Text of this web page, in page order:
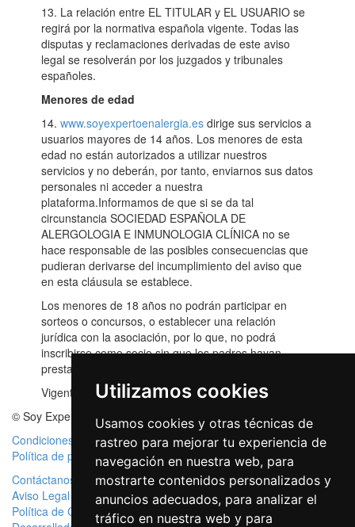
Utilizamos cookies
Usamos cookies y otras técnicas de
rastreo para mejorar tu experiencia de
navegación en nuestra web, para
mostrarte contenidos personalizados y
anuncios adecuados, para analizar el
tráfico en nuestra web y para
13. La relación entre EL TITULAR y EL USUARIO se
regirá por la normativa española vigente. Todas las
disputas y reclamaciones derivadas de este aviso
legal se resolverán por los juzgados y tribunales
españoles.
Menores de edad
14.www.soyexpertoenalergia.es dirige sus servicios a
usuarios mayores de 14 años. Los menores de esta
edad no están autorizados a utilizar nuestros
servicios y no deberán, por tanto, enviarnos sus datos
personales ni acceder a nuestra
plataforma.Informamos de que si se da tal
circunstancia SOCIEDAD ESPAÑOLA DE
ALERGOLOGIA E INMUNOLOGIA CLÍNICA no se
hace responsable de las posibles consecuencias que
pudieran derivarse del incumplimiento del aviso que
en esta cláusula se establece.
Los menores de 18 años no podrán participar en
sorteos o concursos, o establecer una relación
jurídica con la asociación, por lo que, no podrá
inscribirse como socio sin que los padres hayan
prestado su consentimiento con anterioridad.
Vigente a partir del 15 de Abril de 2021.
© Soy Experto en Alergia
Condiciones de Uso
Política de privacidad
Contáctanos
Aviso Legal
Política de Cookies